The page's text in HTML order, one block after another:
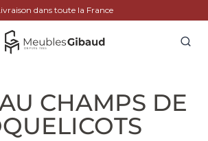
dans toute la France
CHAMPS DE